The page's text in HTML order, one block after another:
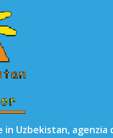
Uzbekistan, agenzia